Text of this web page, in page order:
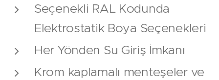
Seçenekli RAL Kodunda
Elektrostatik Boya Seçenekleri
Her Yönden Su Giriş İmkanı
Krom kaplamalı menteşeler ve